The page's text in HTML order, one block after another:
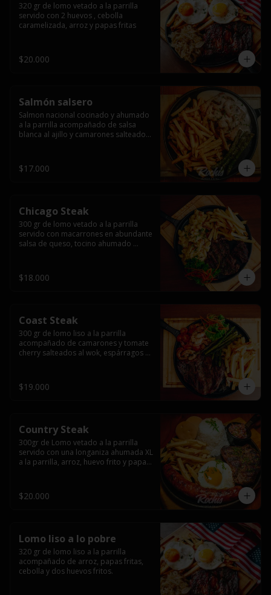
320 gr de lomo vetado a la parrilla
servido con 2 huevos , cebolla
caramelizada, arroz y papas fritas
$20.000
Salmón salsero
Salmon nacional cocinado y ahumado
a la parrilla acompañado de salsa
blanca al ajillo y camarones salteados,
$17.000
Chicago Steak
300 gr de lomo vetado a la parrilla
servido con macarrones en abundante
salsa de queso, tocino ahumado
$18.000
Coast Steak
300 gr de lomo liso a la parrilla
acompañado de camarones y tomate
cherry salteados al wok, espárragos
$19.000
Country Steak
300gr de Lomo vetado a la parrilla
servido con una longaniza ahumada XL
a la parrilla, arroz, huevo frito y papas
$20.000
Lomo liso a lo pobre
320 gr de lomo liso a la parrilla
acompañado de arroz, papas fritas,
cebolla y dos huevos fritos.